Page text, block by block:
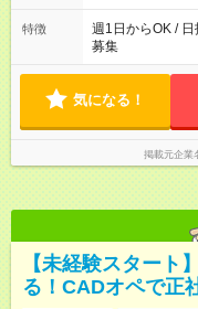
17:00（休憩2時
め、早く終わっ
場日給1万円を保
時間 シフト制のため、働きたい曜日にシフトを入れて働くこと
が可能です。 週
特徴
週1日からOK /
募集
気になる！
掲載元企業
【未経験スタート
る！CADオペで正